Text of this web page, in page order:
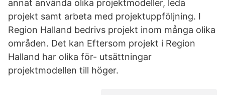
annat använda olika projektmodeller, leda
projekt samt arbeta med projektuppföljning. I
Region Halland bedrivs projekt inom många olika
områden. Det kan Eftersom projekt i Region
Halland har olika för- utsättningar
projektmodellen till höger.